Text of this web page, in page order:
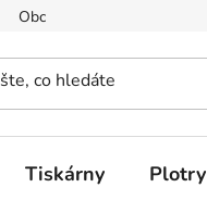
Obchodní podmínky
Tiskárny Plotry